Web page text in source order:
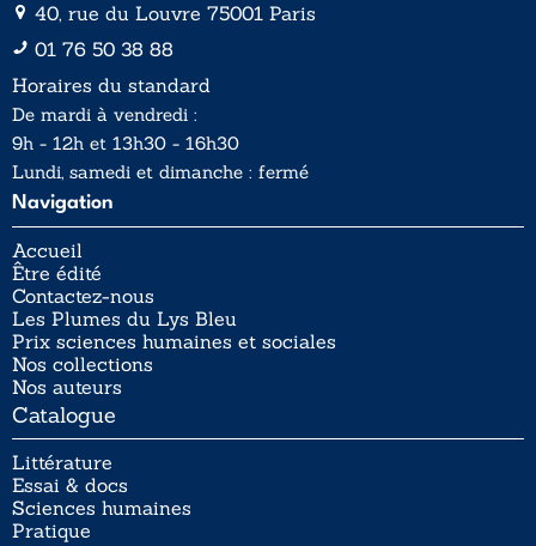
40, rue du Louvre 75001 Paris
01 76 50 38 88
Horaires du standard
De mardi à vendredi :
9h - 12h et 13h30 - 16h30
Lundi, samedi et dimanche : fermé
Navigation
Accueil
Être édité
Contactez-nous
Les Plumes du Lys Bleu
Prix sciences humaines et sociales
Nos collections
Nos auteurs
Catalogue
Littérature
Essai & docs
Sciences humaines
Pratique